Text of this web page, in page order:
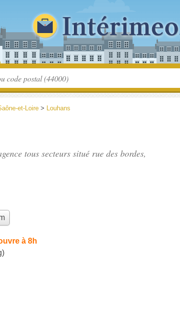
et-Loire > Louhans
tous secteurs situé rue des bordes,
à 8h